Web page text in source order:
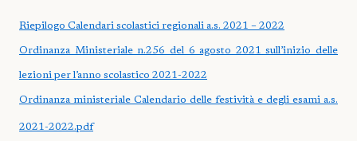
Riepilogo Calendari scolastici regionali a.s. 2021 – 2022
Ordinanza Ministeriale n.256 del 6 agosto 2021 sull’inizio delle
lezioni per l’anno scolastico 2021-2022
Ordinanza ministeriale Calendario delle festività e degli esami a.s.
2021-2022.pdf